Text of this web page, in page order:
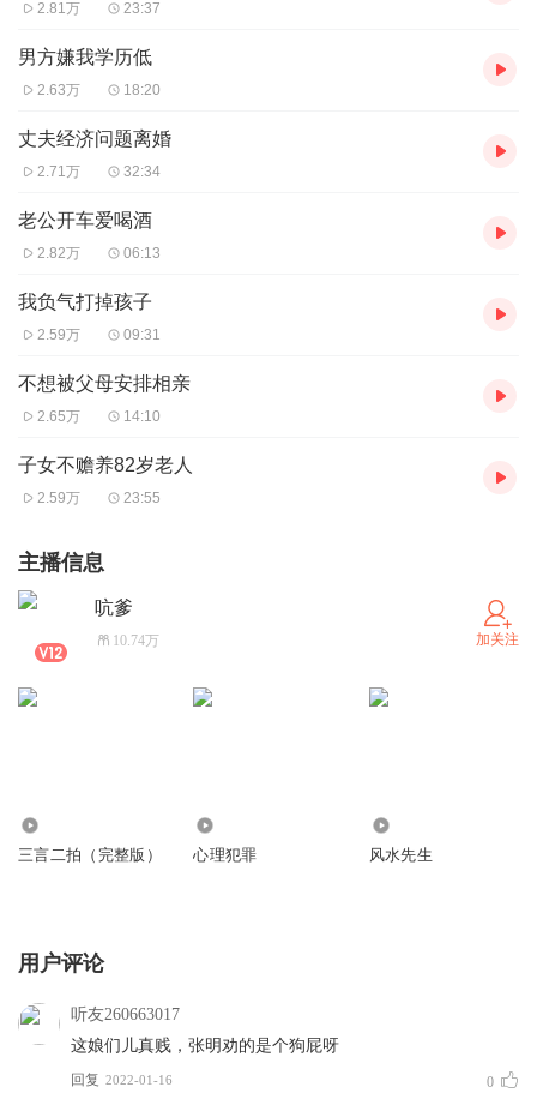
2.81万 23:37
男方嫌我学历低
2.63万 18:20
丈夫经济问题离婚
2.71万 32:34
老公开车爱喝酒
2.82万 06:13
我负气打掉孩子
2.59万 09:31
不想被父母安排相亲
2.65万 14:10
子女不赡养82岁老人
2.59万 23:55
主播信息
吭爹
10.74万 加关注
三言二拍（完整版） 心理犯罪 风水先生
用户评论
听友260663017
这娘们儿真贱，张明劝的是个狗屁呀
回复 2022-01-16 0